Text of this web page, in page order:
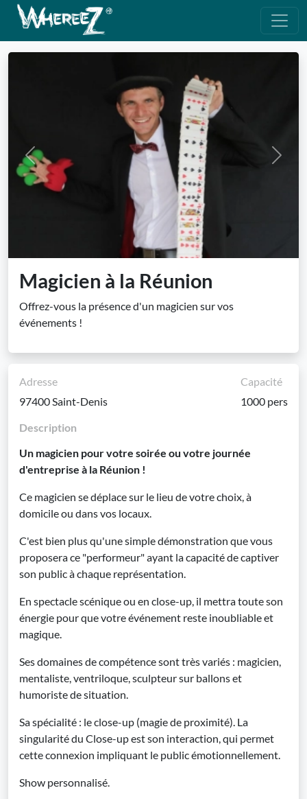
Previous Next
Magicien à la Réunion
Offrez-vous la présence d'un magicien sur vos
événements !
Adresse
97400 Saint-Denis
Capacité
1000 pers
Description
Un magicien pour votre soirée ou votre journée
d'entreprise à la Réunion !
Ce magicien se déplace sur le lieu de votre choix, à
domicile ou dans vos locaux.
C'est bien plus qu'une simple démonstration que vous
proposera ce "performeur" ayant la capacité de captiver
son public à chaque représentation.
En spectacle scénique ou en close-up, il mettra toute son
énergie pour que votre événement reste inoubliable et
magique.
Ses domaines de compétence sont très variés : magicien,
mentaliste, ventriloque, sculpteur sur ballons et
humoriste de situation.
Sa spécialité : le close-up (magie de proximité). La
singularité du Close-up est son interaction, qui permet
cette connexion impliquant le public émotionnellement.
Show personnalisé.